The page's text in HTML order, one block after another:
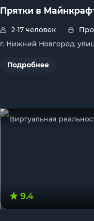
Прятки в
2-17 человек
г. Нижний Новгород,
Подробнее
Виртуальная
9.4